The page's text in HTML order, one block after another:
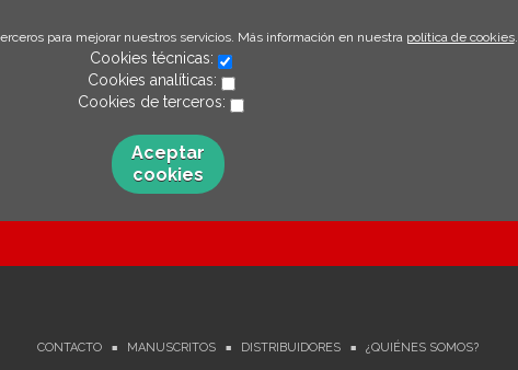
para mejorar nuestros servicios. Más información en nuestra política de cookies.
Cookies técnicas:
Cookies analíticas:
Cookies de terceros:
Aceptar
cookies
CONTACTO MANUSCRITOS DISTRIBUIDORES ¿QUIÉNES SOMOS?